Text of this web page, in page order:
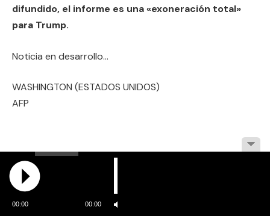
difundido, el informe es una «exoneración total»
para Trump.
Noticia en desarrollo…
WASHINGTON (ESTADOS UNIDOS)
AFP
00:00 00:00